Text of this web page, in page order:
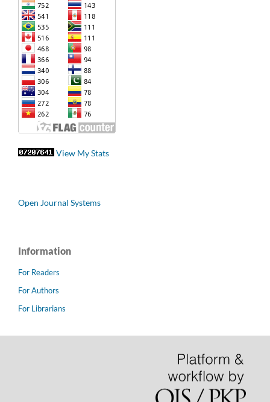
View My Stats
Open Journal Systems
Information
For Readers
For Authors
For Librarians